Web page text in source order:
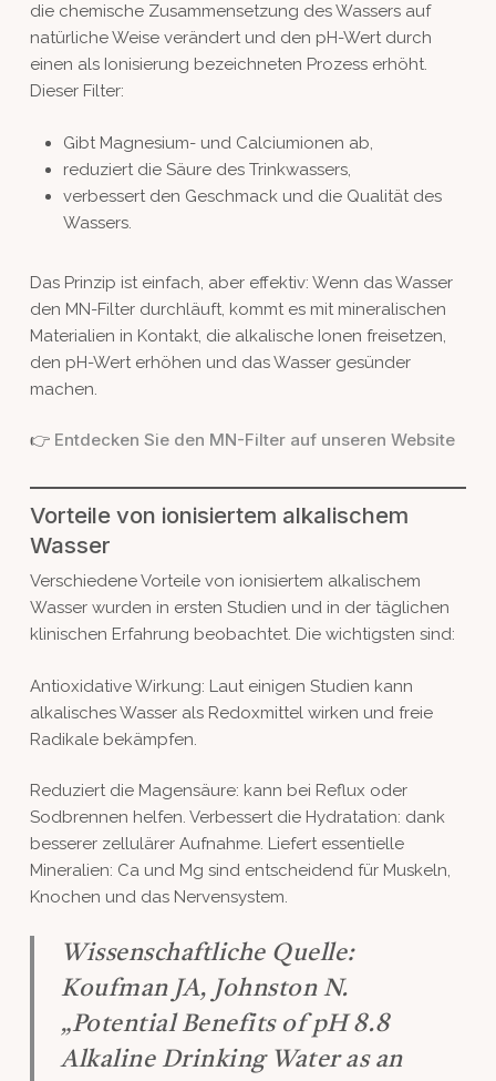
die chemische Zusammensetzung des Wassers auf
natürliche Weise verändert und den pH-Wert durch
einen als Ionisierung bezeichneten Prozess erhöht.
Dieser Filter:
Gibt Magnesium- und Calciumionen ab,
reduziert die Säure des Trinkwassers,
verbessert den Geschmack und die Qualität des
Wassers.
Das Prinzip ist einfach, aber effektiv: Wenn das Wasser
den MN-Filter durchläuft, kommt es mit mineralischen
Materialien in Kontakt, die alkalische Ionen freisetzen,
den pH-Wert erhöhen und das Wasser gesünder
machen.
👉 Entdecken Sie den MN-Filter auf unseren Website
Vorteile von ionisiertem alkalischem
Wasser
Verschiedene Vorteile von ionisiertem alkalischem
Wasser wurden in ersten Studien und in der täglichen
klinischen Erfahrung beobachtet. Die wichtigsten sind:
Antioxidative Wirkung: Laut einigen Studien kann
alkalisches Wasser als Redoxmittel wirken und freie
Radikale bekämpfen.
Reduziert die Magensäure: kann bei Reflux oder
Sodbrennen helfen. Verbessert die Hydratation: dank
besserer zellulärer Aufnahme. Liefert essentielle
Mineralien: Ca und Mg sind entscheidend für Muskeln,
Knochen und das Nervensystem.
Wissenschaftliche Quelle:
Koufman JA, Johnston N.
„Potential Benefits of pH 8.8
Alkaline Drinking Water as an